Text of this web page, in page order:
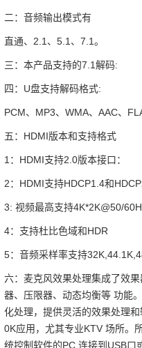
二：音频输出模式有
直通、2.1、5.1、7.1。
三：本产品支持的7.1解码:
四：U盘支持解码格式:
PCM、MP3、WMA、AAC、
五：HDMI版本和支持格式
1：HDMI支持2.0版本接口：
2：HDMI支持HDCP1.4和
3: 视频最高支持4K*2K@50/
4：支持杜比色域和HDR
5：音频采样率支持
六：麦克风效果处理集成了效
器、压限器、动态均衡等 功能
化处理，提供灵活的效果处理
0K应用，尤其专业KTV 场所。
统控制软件的PC,连接到USB口